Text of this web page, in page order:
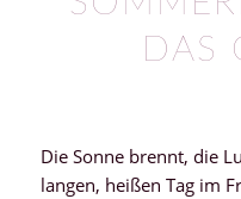
DAS
Die Sonne brennt, die
langen, heißen Tag im